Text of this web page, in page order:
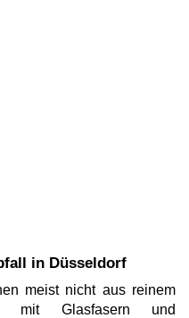
in Düsseldorf
meist nicht aus reinem
Glasfasern und